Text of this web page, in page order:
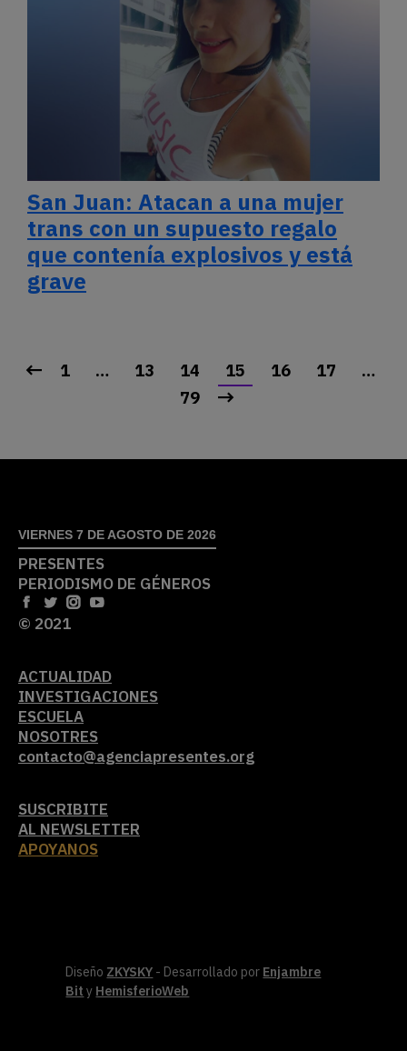
San Juan: Atacan a una mujer
trans con un supuesto regalo
que contenía explosivos y está
grave
1 … 13 14 15 16 17
…
79
VIERNES 7 DE AGOSTO DE 2026
PRESENTES
PERIODISMO DE GÉNEROS
© 2021
ACTUALIDAD
INVESTIGACIONES
ESCUELA
NOSOTRES
contacto@agenciapresentes.org
SUSCRIBITE
AL NEWSLETTER
APOYANOS
Diseño ZKYSKY - Desarrollado por Enjambre
Bit y HemisferioWeb